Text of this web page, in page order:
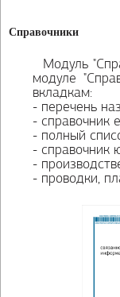
Справочники
Модуль
модуле
вкладкам:
- перечень
- справочник
- полный
- справочник
-
- проводки,